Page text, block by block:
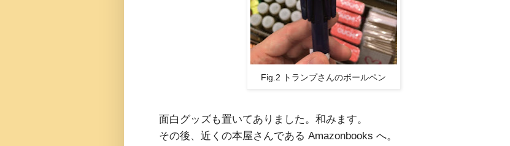
Fig.2 トランプさんのボールペン
面白グッズも置いてありました。和みます。
その後、近くの本屋さんである Amazonbooks へ。